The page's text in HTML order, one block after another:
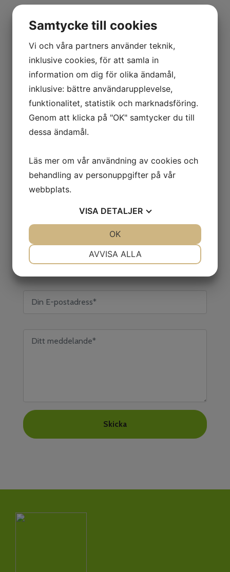
KONTAKTA OSS
Kontakta oss gärna om ni har frågor.
Skicka
Samtycke till cookies
Vi och våra partners använder teknik,
inklusive cookies, för att samla in
information om dig för olika ändamål,
inklusive: bättre användarupplevelse,
funktionalitet, statistik och marknadsföring.
Genom att klicka på "OK" samtycker du till
dessa ändamål.
Läs mer om vår användning av cookies och
behandling av personuppgifter på vår
webbplats.
VISA DETALJER
AVVISA ALLA
OK